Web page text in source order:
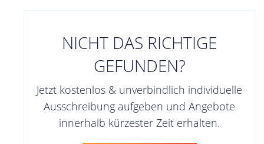
NICHT DAS RICHTIGE
GEFUNDEN?
Jetzt kostenlos & unverbindlich individuelle
Ausschreibung aufgeben und Angebote
innerhalb kürzester Zeit erhalten.